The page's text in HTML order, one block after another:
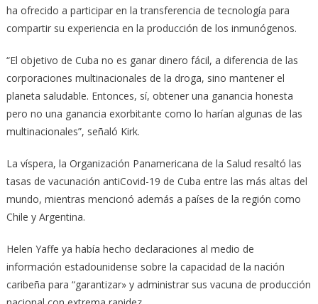
ha ofrecido a participar en la transferencia de tecnología para
compartir su experiencia en la producción de los inmunógenos.
“El objetivo de Cuba no es ganar dinero fácil, a diferencia de las
corporaciones multinacionales de la droga, sino mantener el
planeta saludable. Entonces, sí, obtener una ganancia honesta
pero no una ganancia exorbitante como lo harían algunas de las
multinacionales”, señaló Kirk.
La víspera, la Organización Panamericana de la Salud resaltó las
tasas de vacunación antiCovid-19 de Cuba entre las más altas del
mundo, mientras mencionó además a países de la región como
Chile y Argentina.
Helen Yaffe ya había hecho declaraciones al medio de
información estadounidense sobre la capacidad de la nación
caribeña para “garantizar» y administrar sus vacuna de producción